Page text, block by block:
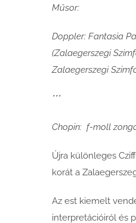
Műsor:
Doppler: Fantasia
(Zalaegerszegi
Zalaegerszegi
***
Chopin: f-moll
Újra különleges
korát a
Az est kiemelt
interpretációiról és